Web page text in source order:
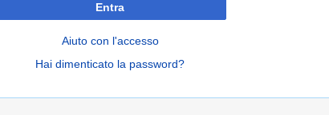
Entra
Aiuto con l'accesso
Hai dimenticato la password?